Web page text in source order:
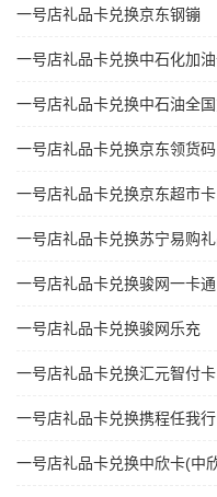
一号店礼品卡兑换京东钢镚
一号店礼品卡兑换中石化加
一号店礼品卡兑换中石油全
一号店礼品卡兑换京东领货码
一号店礼品卡兑换京东超市卡
一号店礼品卡兑换苏宁易购
一号店礼品卡兑换骏网一卡通
一号店礼品卡兑换骏网乐充
一号店礼品卡兑换汇元智付卡
一号店礼品卡兑换携程任我行
一号店礼品卡兑换中欣卡(中